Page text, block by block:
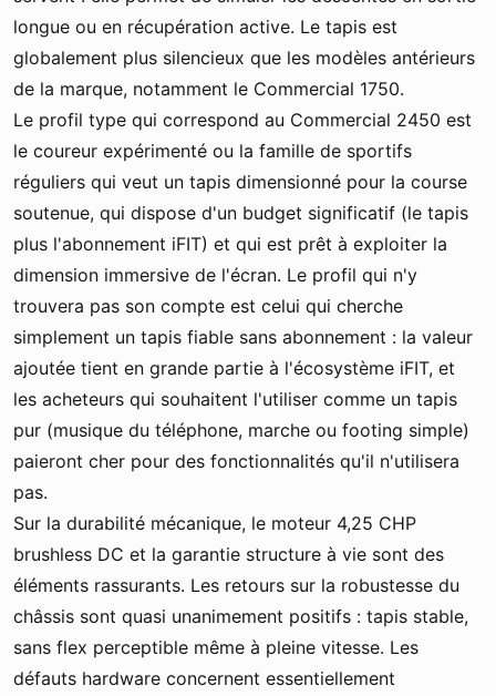
longue ou en récupération active. Le tapis est
globalement plus silencieux que les modèles antérieurs
de la marque, notamment le Commercial 1750.
Le profil type qui correspond au Commercial 2450 est
le coureur expérimenté ou la famille de sportifs
réguliers qui veut un tapis dimensionné pour la course
soutenue, qui dispose d'un budget significatif (le tapis
plus l'abonnement iFIT) et qui est prêt à exploiter la
dimension immersive de l'écran. Le profil qui n'y
trouvera pas son compte est celui qui cherche
simplement un tapis fiable sans abonnement : la valeur
ajoutée tient en grande partie à l'écosystème iFIT, et
les acheteurs qui souhaitent l'utiliser comme un tapis
pur (musique du téléphone, marche ou footing simple)
paieront cher pour des fonctionnalités qu'il n'utilisera
pas.
Sur la durabilité mécanique, le moteur 4,25 CHP
brushless DC et la garantie structure à vie sont des
éléments rassurants. Les retours sur la robustesse du
châssis sont quasi unanimement positifs : tapis stable,
sans flex perceptible même à pleine vitesse. Les
défauts hardware concernent essentiellement